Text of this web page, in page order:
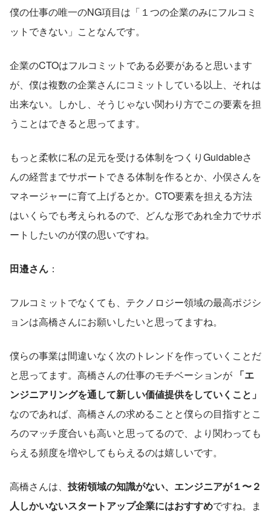
僕の仕事の唯一のNG項目は「１つの企業のみにフルコミ
ットできない」ことなんです。
企業のCTOはフルコミットである必要があると思います
が、僕は複数の企業さんにコミットしている以上、それは
出来ない。しかし、そうじゃない関わり方でこの要素を担
うことはできると思ってます。
もっと柔軟に私の足元を受ける体制をつくりGuidableさ
んの経営までサポートできる体制を作るとか、小俣さんを
マネージャーに育て上げるとか。CTO要素を担える方法
はいくらでも考えられるので、どんな形であれ全力でサポ
ートしたいのが僕の思いですね。
田邉さん ：
フルコミットでなくても、テクノロジー領域の最高ポジシ
ョンは高橋さんにお願いしたいと思ってますね。
僕らの事業は間違いなく次のトレンドを作っていくことだ
と思ってます。高橋さんの仕事のモチベーションが 「エ
ンジニアリングを通して新しい価値提供をしていくこと」
なのであれば、高橋さんの求めることと僕らの目指すとこ
ろのマッチ度合いも高いと思ってるので、より関わっても
らえる頻度を増やしてもらえるのは嬉しいです。
高橋さんは、 技術領域の知識がない、エンジニアが１〜２
人しかいないスタートアップ企業にはおすすめですね。ま